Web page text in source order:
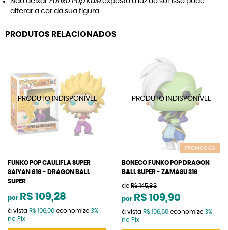
alterar a cor da sua figura.
PRODUTOS RELACIONADOS
FUNKO POP CAULIFLA SUPER
SAIYAN 816 - DRAGON BALL
SUPER
por R$ 109,28
à vista R$ 106,00 economize 3%
no Pix
PROMOÇÃO
BONECO FUNKO POP DRAGON
BALL SUPER - ZAMASU 316
de R$ 145,83
por R$ 109,90
à vista R$ 106,60 economize 3%
no Pix